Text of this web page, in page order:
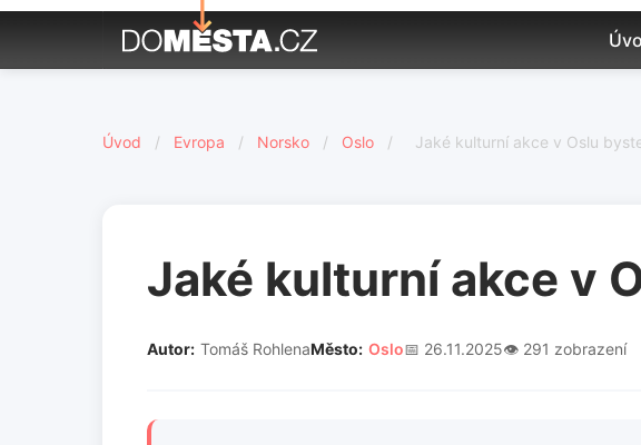
Úvod / Evropa / Norsko / Oslo / Jaké kulturní akce v Oslu
Jaké kulturní akce v
Autor: Tomáš RohlenaMěsto: Oslo📅 26.11.2025👁️ 291 zobrazení